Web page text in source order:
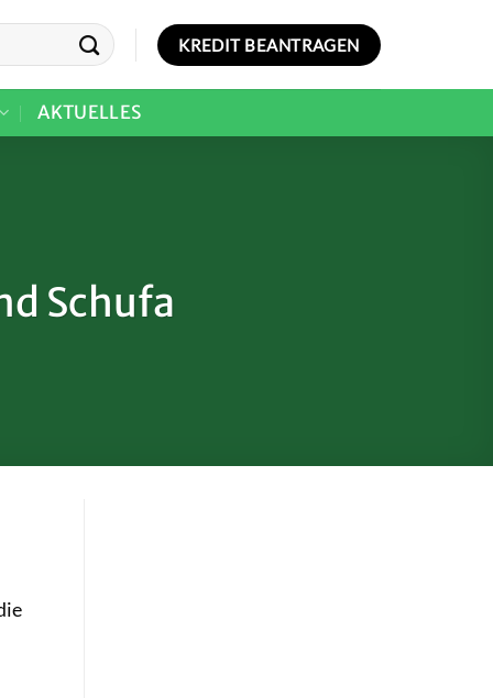
KREDIT BEANTRAGEN
AKTUELLES
Schufa